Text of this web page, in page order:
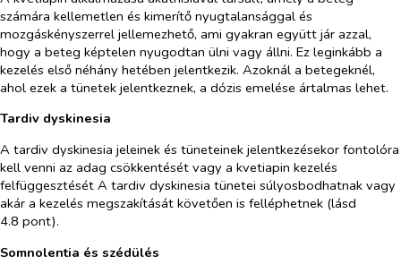
számára kellemetlen és kimerítő nyugtalansággal és
mozgáskényszerrel jellemezhető, ami gyakran együtt jár azzal,
hogy a beteg képtelen nyugodtan ülni vagy állni. Ez leginkább a
kezelés első néhány hetében jelentkezik. Azoknál a betegeknél,
ahol ezek a tünetek jelentkeznek, a dózis emelése ártalmas lehet.
Tardiv dyskinesia
A tardiv dyskinesia jeleinek és tüneteinek jelentkezésekor fontolóra
kell venni az adag csökkentését vagy a kvetiapin kezelés
felfüggesztését A tardiv dyskinesia tünetei súlyosbodhatnak vagy
akár a kezelés megszakítását követően is felléphetnek (lásd
4.8 pont).
Somnolentia és szédülés